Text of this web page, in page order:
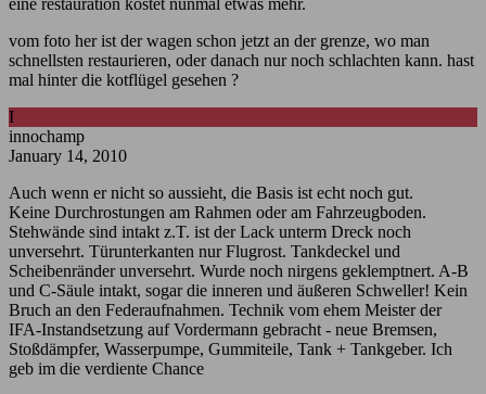
vom foto her ist der wagen schon jetzt an der grenze, wo man
schnellsten restaurieren, oder danach nur noch schlachten kann. hast
mal hinter die kotflügel gesehen ?
I
innochamp
January 14, 2010
Auch wenn er nicht so aussieht, die Basis ist echt noch gut.
Keine Durchrostungen am Rahmen oder am Fahrzeugboden.
Stehwände sind intakt z.T. ist der Lack unterm Dreck noch
unversehrt. Türunterkanten nur Flugrost. Tankdeckel und
Scheibenränder unversehrt. Wurde noch nirgens geklemptnert. A-B
und C-Säule intakt, sogar die inneren und äußeren Schweller! Kein
Bruch an den Federaufnahmen. Technik vom ehem Meister der
IFA-Instandsetzung auf Vordermann gebracht - neue Bremsen,
Stoßdämpfer, Wasserpumpe, Gummiteile, Tank + Tankgeber. Ich
geb im die verdiente Chance